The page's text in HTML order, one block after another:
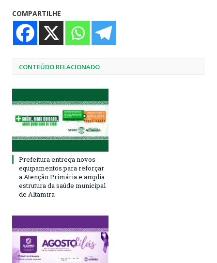
COMPARTILHE
CONTEÚDO RELACIONADO
Prefeitura entrega novos
equipamentos para reforçar
a Atenção Primária e amplia
estrutura da saúde municipal
de Altamira